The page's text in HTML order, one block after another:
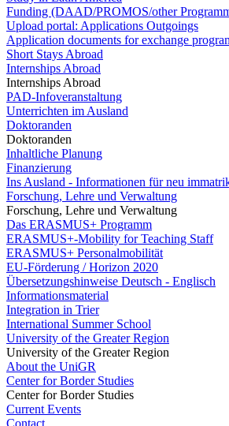
Funding (DAAD/PROMOS/other
Upload portal: Applications Outgoings
Application documents for exchange
Short Stays Abroad
Internships Abroad
Internships Abroad
PAD-Infoveranstaltung
Unterrichten im Ausland
Doktoranden
Doktoranden
Inhaltliche Planung
Finanzierung
Ins Ausland - Informationen für neu
Forschung, Lehre und Verwaltung
Forschung, Lehre und Verwaltung
Das ERASMUS+ Programm
ERASMUS+-Mobility for Teaching Staff
ERASMUS+ Personalmobilität
EU-Förderung / Horizon 2020
Übersetzungshinweise Deutsch - Englisch
Informationsmaterial
Integration in Trier
International Summer School
University of the Greater Region
University of the Greater Region
About the UniGR
Center for Border Studies
Center for Border Studies
Current Events
Contact